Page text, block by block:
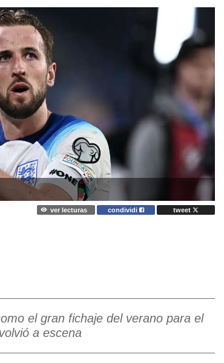
ver lecturas condividi tweet
el gran fichaje del verano para el
a escena